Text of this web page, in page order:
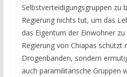
Selbstverteidigungsgruppen zu
Regierung nichts tut, um das
das Eigentum der Einwohner
Regierung von Chiapas schützt
Drogenbanden, sondern
auch paramilitärische Gruppen